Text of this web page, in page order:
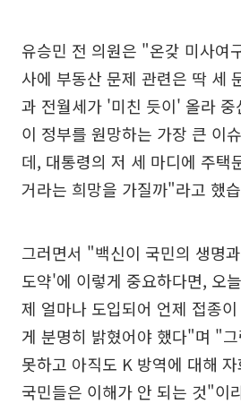
유승민 전 의원은 "온갖 미사여
사에 부동산 문제 관련은 딱 세
과 전월세가 '미친 듯이' 올라
이 정부를 원망하는 가장 큰 이
데, 대통령의 저 세 마디에 주택
거라는 희망을 가질까"라고 했
그러면서 "백신이 국민의 생명
도약'에 이렇게 중요하다면, 오
제 얼마나 도입되어 언제 접종
게 분명히 밝혔어야 했다"며 "
못하고 아직도 K 방역에 대해
국민들은 이해가 안 되는 것"이